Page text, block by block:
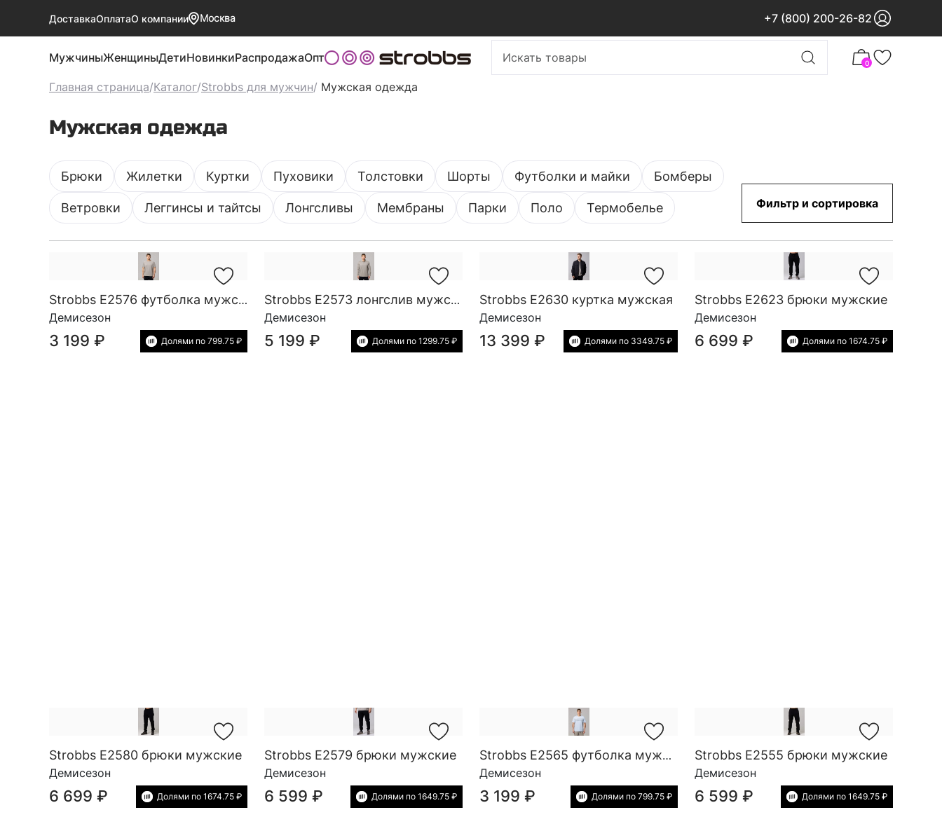
ДоставкаОплатаО компании Москва +7 (800) 200-26-82
МужчиныЖенщиныДетиНовинкиРаспродажаОпт 0
Главная страница/Каталог/Strobbs для мужчин/ Мужская одежда
Мужская одежда
Брюки Жилетки Куртки Пуховики Толстовки Шорты Футболки и майки Бомберы
Ветровки Леггинсы и тайтсы Лонгсливы Мембраны Парки Поло Термобелье Фильтр и сортировка
Strobbs E2576 футболка мужская
Демисезон
3 199 ₽ Долями по 799.75 ₽
Strobbs E2573 лонгслив мужской
Демисезон
5 199 ₽ Долями по 1299.75 ₽
Strobbs E2630 куртка мужская
Демисезон
13 399 ₽ Долями по 3349.75 ₽
Strobbs E2623 брюки мужские
Демисезон
6 699 ₽ Долями по 1674.75 ₽
Strobbs E2580 брюки мужские
Демисезон
6 699 ₽ Долями по 1674.75 ₽
Strobbs E2579 брюки мужские
Демисезон
6 599 ₽ Долями по 1649.75 ₽
Strobbs E2565 футболка мужская
Демисезон
3 199 ₽ Долями по 799.75 ₽
Strobbs E2555 брюки мужские
Демисезон
6 599 ₽ Долями по 1649.75 ₽